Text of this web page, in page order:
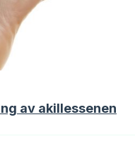
av akillessenen